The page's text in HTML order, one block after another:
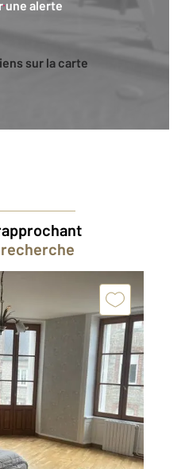
une alerte
sur la carte